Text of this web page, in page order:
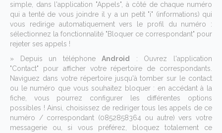
simple, dans l'application "Appels", à côté de chaque numéro
qui a tenté de vous joindre il y a un petit "i" (informations) qui
vous redirige automatiquement vers le profil du numéro :
sélectionnez la fonctionnalité "Bloquer ce correspondant" pour
rejeter ses appels !
» Depuis un téléphoneAndroid
: Ouvrez l'application
"Contact" pour afficher votre répertoire de correspondants.
Naviguez dans votre répertoire jusqu'à tomber sur le contact
ou le numéro que vous souhaitez bloquer : en accédant à la
fiche, vous pourrez configurer les différentes options
possibles ! Ainsi, choisissez de rediriger tous les appels de ce
numéro / correspondant (0852858364 ou autre) vers votre
messagerie ou, si vous préférez, bloquez totalement ce